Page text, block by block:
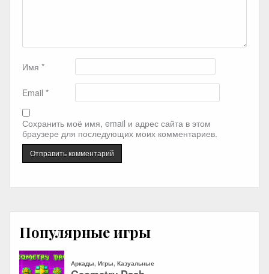
Имя *
Email *
Сохранить моё имя, email и адрес сайта в этом
браузере для последующих моих комментариев.
Популярные игры